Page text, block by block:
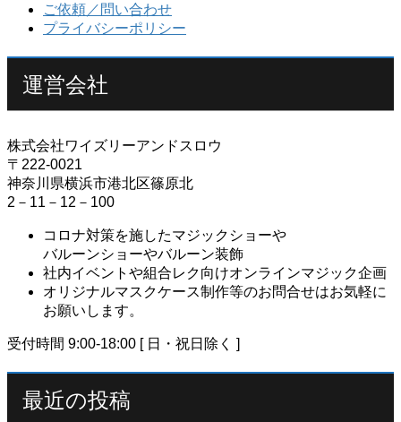
ご依頼／問い合わせ
プライバシーポリシー
運営会社
株式会社ワイズリーアンドスロウ
〒222-0021
神奈川県横浜市港北区篠原北
2－11－12－100
コロナ対策を施したマジックショーや
バルーンショーやバルーン装飾
社内イベントや組合レク向けオンラインマジック企画
オリジナルマスクケース制作等のお問合せはお気軽に
お願いします。
受付時間 9:00-18:00 [ 日・祝日除く ]
最近の投稿